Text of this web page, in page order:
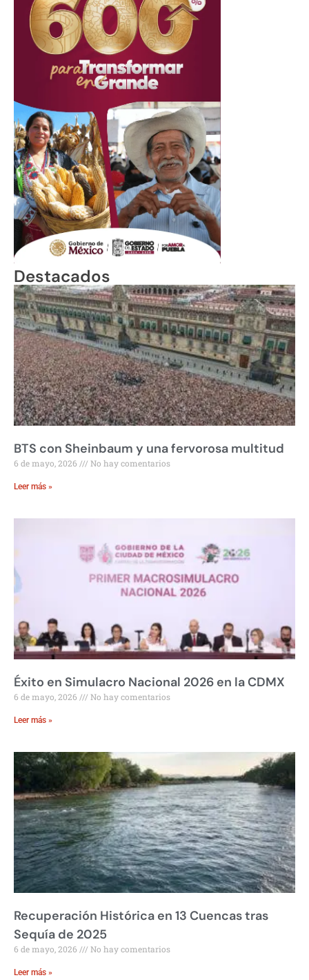
Destacados
BTS con Sheinbaum y una fervorosa multitud
6 de mayo, 2026 No hay comentarios
Leer más »
Éxito en Simulacro Nacional 2026 en la CDMX
6 de mayo, 2026 No hay comentarios
Leer más »
Recuperación Histórica en 13 Cuencas tras
Sequía de 2025
6 de mayo, 2026 No hay comentarios
Leer más »